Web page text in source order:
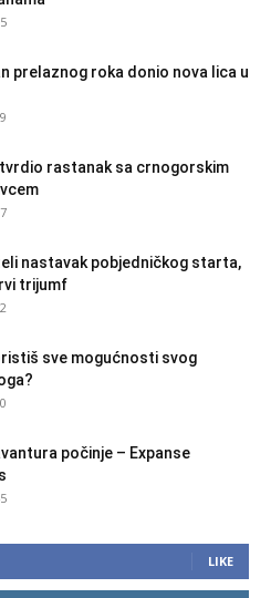
prelaznog roka donio nova lica u
rastanak sa crnogorskim
nastavak pobjedničkog starta,
trijumf
sve mogućnosti svog
počinje – Expanse
LIKE